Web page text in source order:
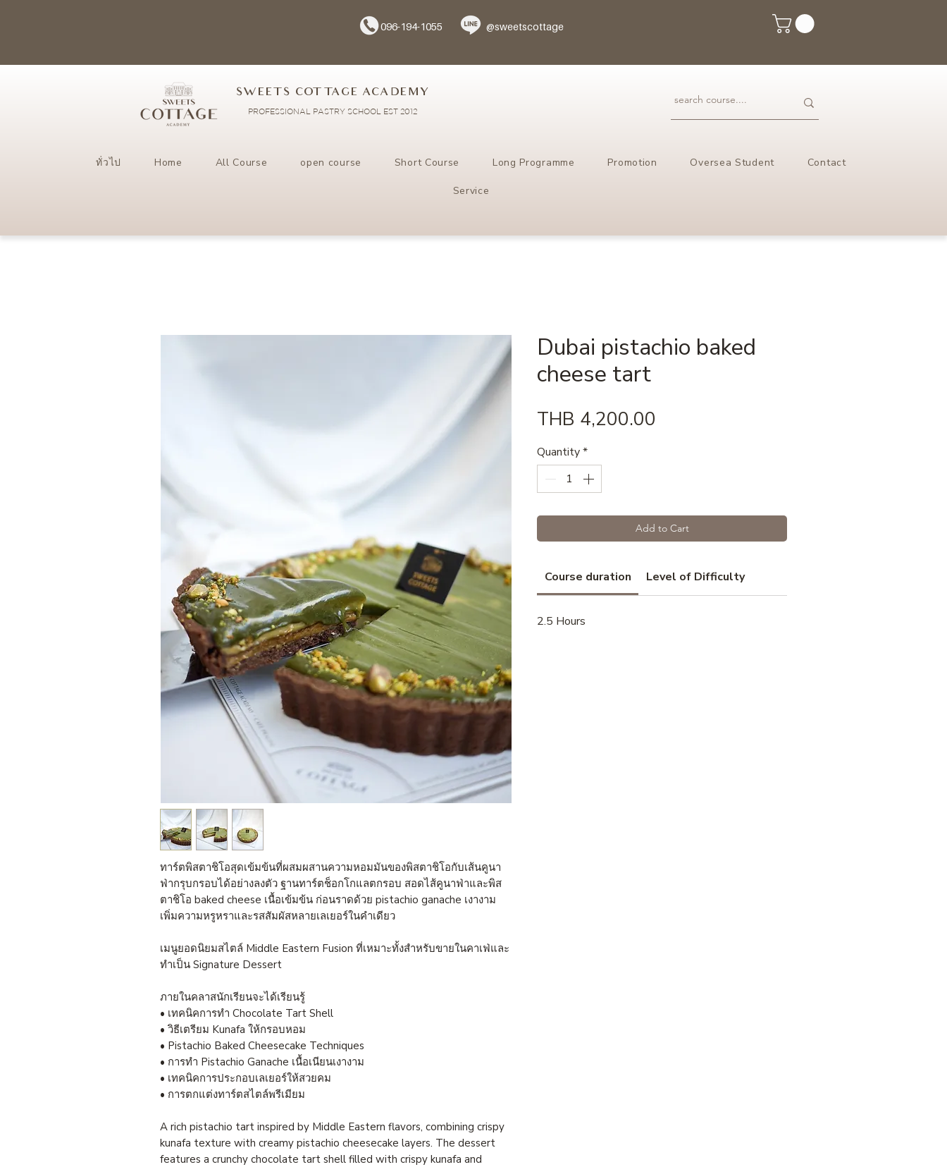
096-194-1055 @sweetscottage
SWEETS COTTAGE ACADEMY
PROFESSIONAL PASTRY SCHOOL EST 2012
ทั่วไป Home All Course open course Short Course Long Programme Promotion Oversea Student Contact
Service
ทาร์ตพิสตาชิโอสุดเข้มข้นที่ผสมผสานความหอมมันของพิสตาชิโอกับเส้นคูนา
ฟ่ากรุบกรอบได้อย่างลงตัว ฐานทาร์ตช็อกโกแลตกรอบ สอดไส้คูนาฟ่าและพิส
ตาชิโอ baked cheese เนื้อเข้มข้น ก่อนราดด้วย pistachio ganache เงางาม
เพิ่มความหรูหราและรสสัมผัสหลายเลเยอร์ในคำเดียว
เมนูยอดนิยมสไตล์ Middle Eastern Fusion ที่เหมาะทั้งสำหรับขายในคาเฟ่และ
ทำเป็น Signature Dessert
ภายในคลาสนักเรียนจะได้เรียนรู้
• เทคนิคการทำ Chocolate Tart Shell
• วิธีเตรียม Kunafa ให้กรอบหอม
• Pistachio Baked Cheesecake Techniques
• การทำ Pistachio Ganache เนื้อเนียนเงางาม
• เทคนิคการประกอบเลเยอร์ให้สวยคม
• การตกแต่งทาร์ตสไตล์พรีเมียม
A rich pistachio tart inspired by Middle Eastern flavors, combining crispy
kunafa texture with creamy pistachio cheesecake layers. The dessert
features a crunchy chocolate tart shell filled with crispy kunafa and
Dubai pistachio baked
cheese tart
THB 4,200.00
Quantity*
Add to Cart
Course duration Level of Difficulty
2.5 Hours